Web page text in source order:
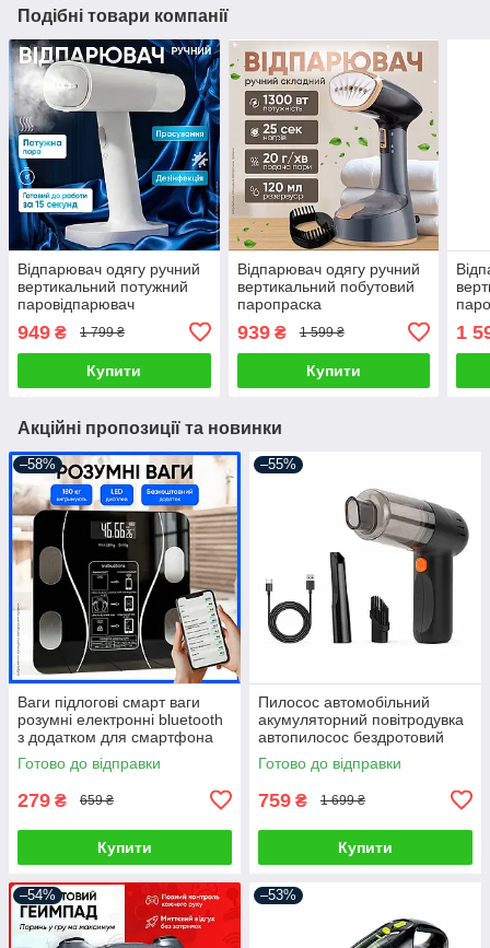
Подібні товари компанії
Відпарювач одягу ручний
вертикальний потужний
паровідпарювач
прасувальна система для
всіх видів тканин
949 ₴ 1 799 ₴
Купити
Відпарювач одягу ручний
вертикальний побутовий
паропраска
прасування сорочок
штанів штор
939₴ 1 599 ₴
Купити
всіх
1
Акційні пропозиції та новинки
–58%
Ваги підлогові смарт ваги
розумні електронні bluetooth
з додатком для смартфона
для дому
Готово до відправки
279 ₴ 659 ₴
Купити
–55%
Пилосос автомобільний
акумуляторний повітродувка
автопилосос бездротовий
портативний ручний для
сухого прибирання міні
Готово до відправки
759 ₴ 1 699 ₴
Купити
–54% –53%